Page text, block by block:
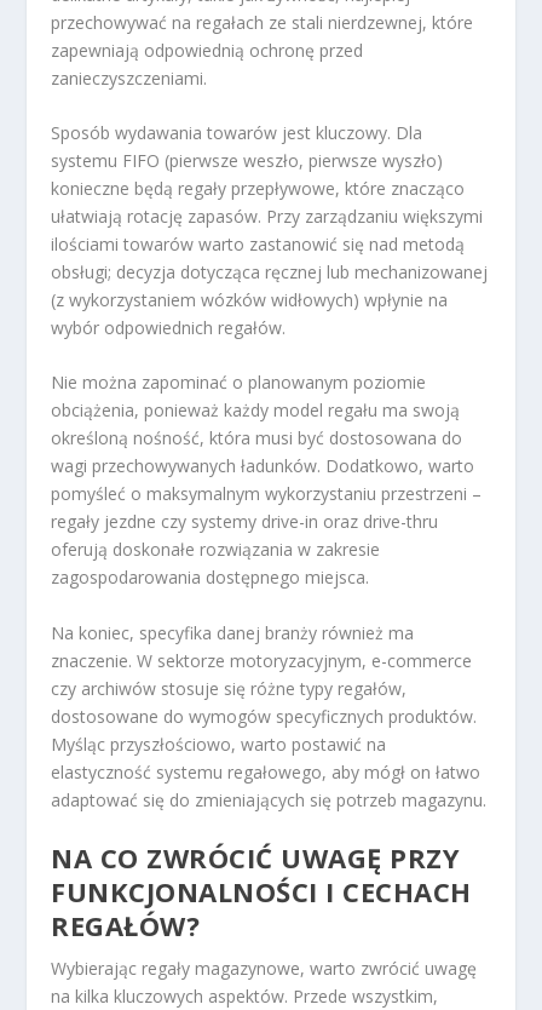
przechowywać na regałach ze stali nierdzewnej, które
zapewniają odpowiednią ochronę przed
zanieczyszczeniami.
Sposób wydawania towarów jest kluczowy. Dla
systemu FIFO (pierwsze weszło, pierwsze wyszło)
konieczne będą regały przepływowe, które znacząco
ułatwiają rotację zapasów. Przy zarządzaniu większymi
ilościami towarów warto zastanowić się nad metodą
obsługi; decyzja dotycząca ręcznej lub mechanizowanej
(z wykorzystaniem wózków widłowych) wpłynie na
wybór odpowiednich regałów.
Nie można zapominać o planowanym poziomie
obciążenia, ponieważ każdy model regału ma swoją
określoną nośność, która musi być dostosowana do
wagi przechowywanych ładunków. Dodatkowo, warto
pomyśleć o maksymalnym wykorzystaniu przestrzeni –
regały jezdne czy systemy drive-in oraz drive-thru
oferują doskonałe rozwiązania w zakresie
zagospodarowania dostępnego miejsca.
Na koniec, specyfika danej branży również ma
znaczenie. W sektorze motoryzacyjnym, e-commerce
czy archiwów stosuje się różne typy regałów,
dostosowane do wymogów specyficznych produktów.
Myśląc przyszłościowo, warto postawić na
elastyczność systemu regałowego, aby mógł on łatwo
adaptować się do zmieniających się potrzeb magazynu.
NA CO ZWRÓCIĆ UWAGĘ PRZY
FUNKCJONALNOŚCI I CECHACH
REGAŁÓW?
Wybierając regały magazynowe, warto zwrócić uwagę
na kilka kluczowych aspektów. Przede wszystkim,